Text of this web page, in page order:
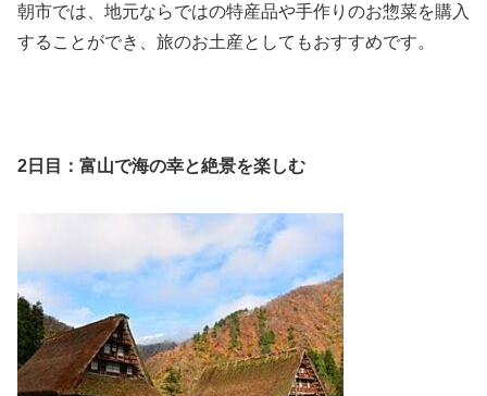
朝市では、地元ならではの特産品や手作りのお惣菜を購入
することができ、旅のお土産としてもおすすめです。
2日目：富山で海の幸と絶景を楽しむ